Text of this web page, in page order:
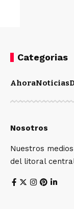
Categorias
AhoraNoticias
Nosotros
Nuestros
del litoral